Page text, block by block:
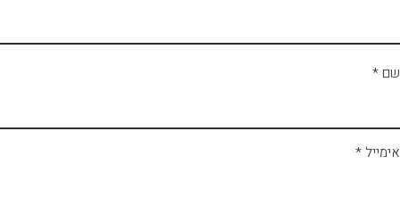
שם *
אימייל *